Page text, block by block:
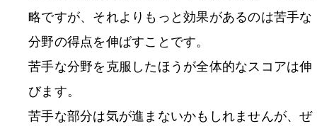
略ですが、それよりもっと効果があるのは苦手な
分野の得点を伸ばすことです。
苦手な分野を克服したほうが全体的なスコアは伸
びます。
苦手な部分は気が進まないかもしれませんが、ぜ